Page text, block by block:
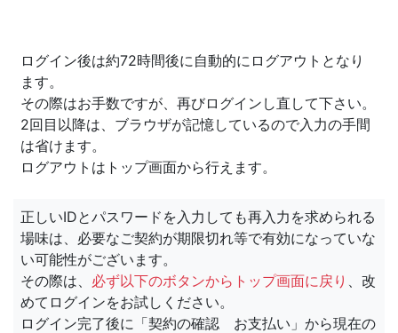
ログイン後は約72時間後に自動的にログアウトとなり
ます。
その際はお手数ですが、再びログインし直して下さい。
2回目以降は、ブラウザが記憶しているので入力の手間
は省けます。
ログアウトはトップ画面から行えます。
正しいIDとパスワードを入力しても再入力を求められる
場味は、必要なご契約が期限切れ等で有効になっていな
い可能性がございます。
その際は、 必ず以下のボタンからトップ画面に戻り 、改
めてログインをお試しください。
ログイン完了後に「契約の確認 お支払い」から現在の